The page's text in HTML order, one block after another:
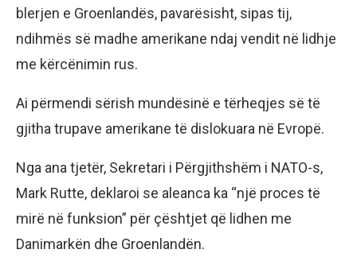
blerjen e Groenlandës, pavarësisht, sipas tij,
ndihmës së madhe amerikane ndaj vendit në lidhje
me kërcënimin rus.
Ai përmendi sërish mundësinë e tërheqjes së të
gjitha trupave amerikane të dislokuara në Evropë.
Nga ana tjetër, Sekretari i Përgjithshëm i NATO-s,
Mark Rutte, deklaroi se aleanca ka “një proces të
mirë në funksion” për çështjet që lidhen me
Danimarkën dhe Groenlandën.